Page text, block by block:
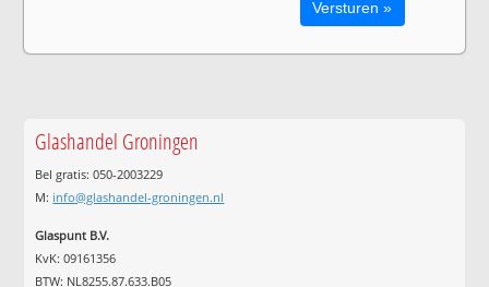
Glashandel Groningen
Bel gratis: 050-2003229
M: info@glashandel-groningen.nl
Glaspunt B.V.
KvK: 09161356
BTW: NL8255.87.633.B05